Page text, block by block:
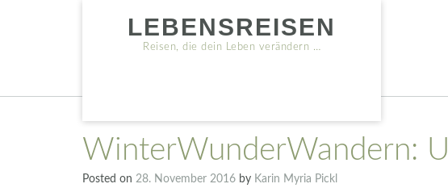
LEBENSREISEN
Reisen, die dein Leben verändern …
WinterWunderWandern:
Posted on 28. November 2016 by Karin Myria Pickl